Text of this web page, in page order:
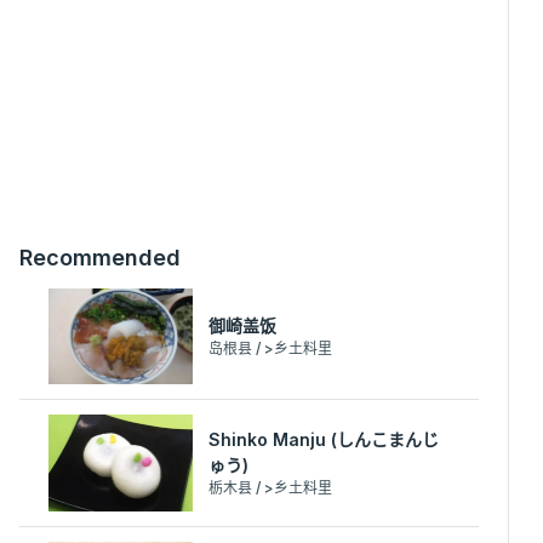
Recommended
御崎盖饭
岛根县 / >乡土料里
Shinko Manju (しんこまんじ
ゅう)
栃木县 / >乡土料里